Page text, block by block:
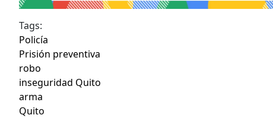
Tags:
Policía
Prisión preventiva
robo
inseguridad Quito
arma
Quito